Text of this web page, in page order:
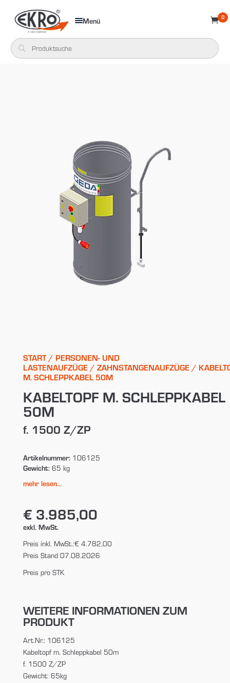
Menü  0
START/ PERSONEN- UND
LASTENAUFZÜGE/ ZAHNSTANGENAUFZÜGE/
M. SCHLEPPKABEL 50M
KABELTOPF M. SCHLEPPKABEL
50M
f. 1500 Z/ZP
Artikelnummer:106125
Gewicht:65 kg
mehr lesen...
€ 3.985,00
exkl. MwSt.
Preis inkl. MwSt.:€ 4.782,00
Preis Stand 07.08.2026
Preis pro STK
WEITERE INFORMATIONEN ZUM
PRODUKT
Art.Nr.: 106125
Kabeltopf m. Schleppkabel 50m
f. 1500 Z/ZP
Gewicht: 65kg